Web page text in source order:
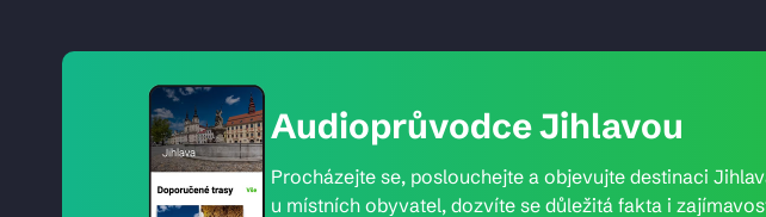
Audioprůvodce Jihlavou
Procházejte se, poslouchejte a objevujte destinaci
u místních obyvatel, dozvíte se důležitá fakta i